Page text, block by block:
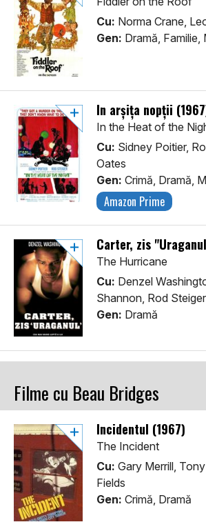
Cu: Norma Crane,
Gen: Dramă, Familie,
În arșița nopții
In the Heat of the
Cu: Sidney Poitier,
Oates
Gen: Crimă, Dramă,
Amazon Prime
Carter, zis
The Hurricane
Cu: Denzel
Shannon, Rod Steiger
Gen: Dramă
Filme cu Beau Bridges
Incidentul (1967)
The Incident
Cu: Gary Merrill,
Fields
Gen: Crimă, Dramă